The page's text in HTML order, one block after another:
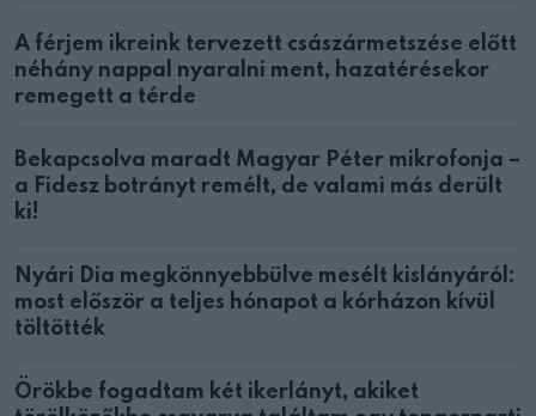
A férjem ikreink tervezett császármetszése előtt
néhány nappal nyaralni ment, hazatérésekor
remegett a térde
Bekapcsolva maradt Magyar Péter mikrofonja –
a Fidesz botrányt remélt, de valami más derült
ki!
Nyári Dia megkönnyebbülve mesélt kislányáról:
most először a teljes hónapot a kórházon kívül
töltötték
Örökbe fogadtam két ikerlányt, akiket